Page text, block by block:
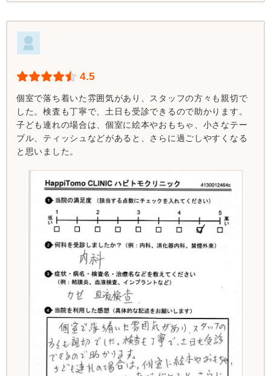
4.5
個室で落ち着いた雰囲気があり、スタッフの方々も親切で
した。検査も丁寧で、土日も受診できるので助かります。
子ども連れの場合は、個室に絵本やおもちゃ、小さなテー
ブル、ティッシュなどがあると、さらに過ごしやすくなる
と思いました。